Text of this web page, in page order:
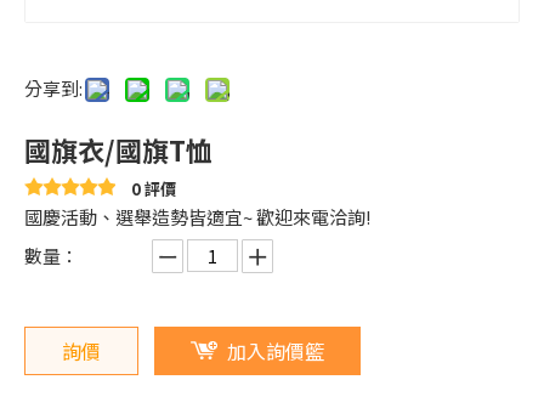
分享到:
國旗衣/國旗T恤
0 評價
國慶活動、選舉造勢皆適宜~ 歡迎來電洽詢!
數量：
詢價 加入詢價籃